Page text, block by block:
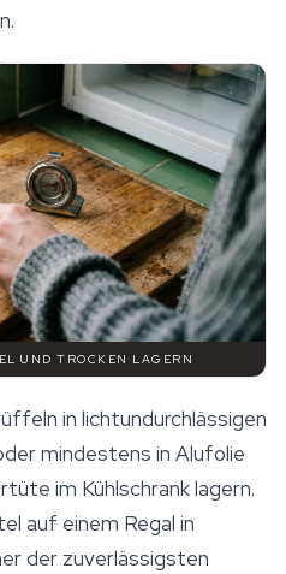
UND TROCKEN LAGERN
in lichtundurchlässigen
mindestens in Alufolie
im Kühlschrank lagern.
auf einem Regal in
der zuverlässigsten